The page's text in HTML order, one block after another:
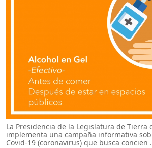
La Presidencia de la Legislatura de Tierra
implementa una campaña informativa
Covid-19 (coronavirus) que busca concien